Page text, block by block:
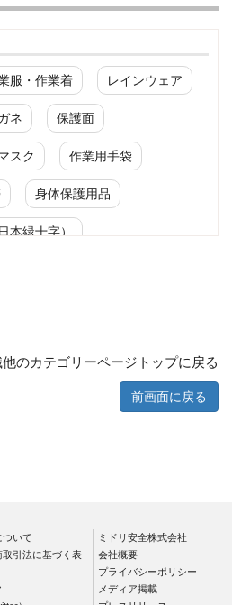
服・作業着 レインウェア
ネ 保護面
スク 作業用手袋
身体保護用品
本緑十字）
保安・保守用品
のカテゴリーページトップに戻る
前画面に戻る
ついて
取引法に基づく表
ミドリ安全株式会社
会社概要
プライバシーポリシー
メディア掲載